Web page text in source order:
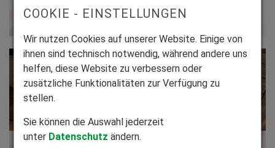
Kontakt aufnehmen
COOKIE - EINSTELLUNGEN
Wir nutzen Cookies auf unserer Website. Einige von
ihnen sind technisch notwendig, während andere uns
helfen, diese Website zu verbessern oder
zusätzliche Funktionalitäten zur Verfügung zu
stellen.
Sie können die Auswahl jederzeit
unter Datenschutz ändern.